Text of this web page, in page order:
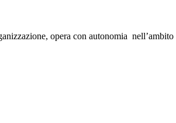
opera con autonomia